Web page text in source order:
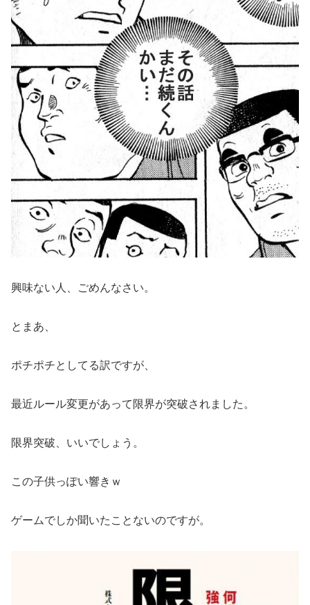
興味ない人、ごめんなさい。
とまあ、
ポチポチとしてる訳ですが、
最近ルール変更があって限界が突破されました。
限界突破、いいでしょう。
この子供っぽい響きｗ
ゲームでしか聞いたことないのですが。